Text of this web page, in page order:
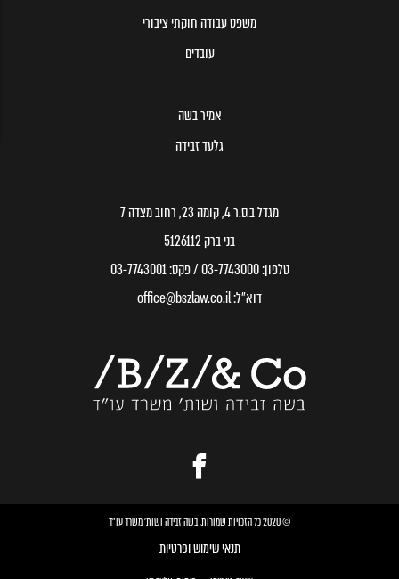
משפט עבודה חוקתי ציבורי
עובדים
אמיר בשה
גלעד זבידה
מגדל ב.ס.ר 4, קומה 23, רחוב מצדה 7
בני ברק 5126112
טלפון:03-7743000/ פקס:03-7743001
דוא״ל:office@bszlaw.co.il
© 2020 כל הזכויות שמורות, בשה זבידה ושות׳ משרד עו״ד
תנאי שימוש ופרטיות